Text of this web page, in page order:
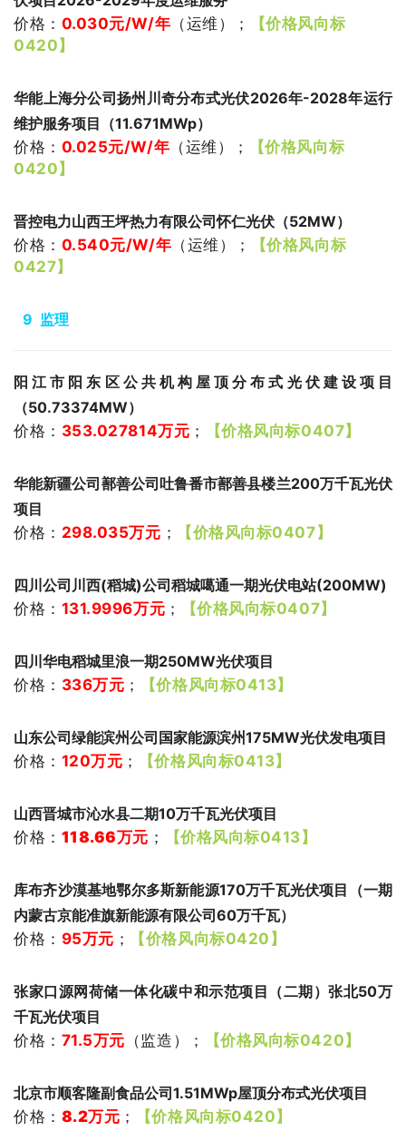
价格： 0.030元/W/年 （运维 ） ；
【价格风向标
0420】
华能上海分公司扬州川奇分布式光伏2026年-2028年运行
维护服务项目（11.671MWp）
价格： 0.025元/W/年 （运维 ） ；
【价格风向标
0420】
晋控电力山西王坪热力有限公司怀仁光伏（52MW）
价格： 0.540元/W/年 （运维 ） ；
【价格风向标
0427】
9 监理
阳江市阳东区公共机构屋顶分布式光伏建设项目
（50.73374MW）
价格： 353.027814万元 ； 【价格风向标0407】
华能新疆公司鄯善公司吐鲁番市鄯善县楼兰200万千瓦光伏
项目
价格： 298.035万元 ； 【价格风向标0407】
四川公司川西(稻城)公司稻城噶通一期光伏电站(200MW)
价格： 131.9996万元 ； 【价格风向标0407】
四川华电稻城里浪一期250MW光伏项目
价格： 336万元 ； 【价格风向标0413】
山东公司绿能滨州公司国家能源滨州175MW光伏发电项目
价格： 120万元 ； 【价格风向标0413】
山西晋城市沁水县二期10万千瓦光伏项目
价格： 118.66万元 ； 【价格风向标0413】
库布齐沙漠基地鄂尔多斯新能源170万千瓦光伏项目（一期
内蒙古京能准旗新能源有限公司60万千瓦）
价格： 95万元 ； 【价格风向标0420】
张家口源网荷储一体化碳中和示范项目（二期）张北50万
千瓦光伏项目
价格： 71.5万元 （ 监造 ） ； 【价格风向标0420】
北京市顺客隆副食品公司1.51MWp屋顶分布式光伏项目
价格： 8.2万元 ； 【价格风向标0420】